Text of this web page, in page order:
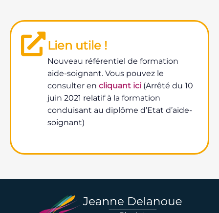
Lien utile !
Nouveau référentiel de formation
aide-soignant. Vous pouvez le
consulter en cliquant ici(Arrêté du 10
juin 2021 relatif à la formation
conduisant au diplôme d’Etat d’aide-
soignant)